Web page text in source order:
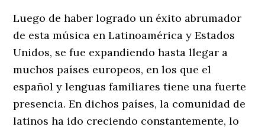
Luego de haber logrado un éxito abrumador
de esta música en Latinoamérica y Estados
Unidos, se fue expandiendo hasta llegar a
muchos países europeos, en los que el
español y lenguas familiares tiene una fuerte
presencia. En dichos países, la comunidad de
latinos ha ido creciendo constantemente, lo